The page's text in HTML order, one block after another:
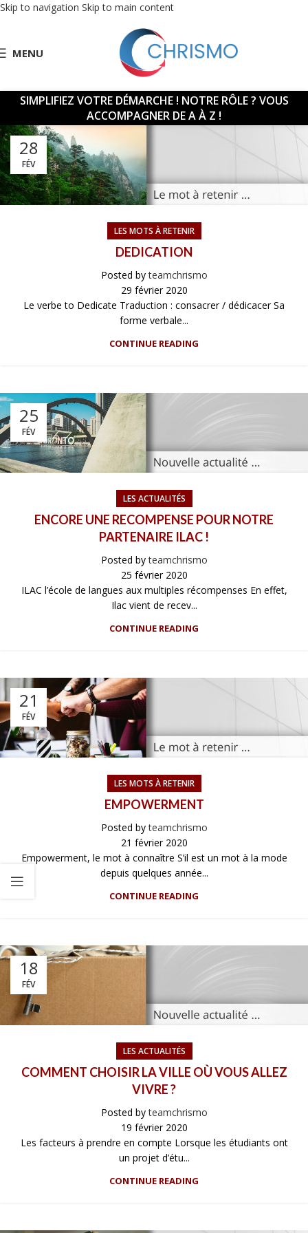
Skip to navigation Skip to main content
MENU
SIMPLIFIEZ VOTRE DÉMARCHE ! NOTRE RÔLE ? VOUS
ACCOMPAGNER DE A À Z !
28
FÉV
LES MOTS À RETENIR
DEDICATION
Posted by teamchrismo
29 février 2020
Le verbe to Dedicate Traduction : consacrer / dédicacer Sa
forme verbale...
CONTINUE READING
25
FÉV
LES ACTUALITÉS
ENCORE UNE RECOMPENSE POUR NOTRE
PARTENAIRE ILAC !
Posted by teamchrismo
25 février 2020
ILAC l’école de langues aux multiples récompenses En effet,
Ilac vient de recev...
CONTINUE READING
21
FÉV
LES MOTS À RETENIR
EMPOWERMENT
Posted by teamchrismo
21 février 2020
Empowerment, le mot à connaître S’il est un mot à la mode
depuis quelques année...
CONTINUE READING
18
FÉV
LES ACTUALITÉS
COMMENT CHOISIR LA VILLE OÙ VOUS ALLEZ
VIVRE ?
Posted by teamchrismo
19 février 2020
Les facteurs à prendre en compte Lorsque les étudiants ont
un projet d’étu...
CONTINUE READING